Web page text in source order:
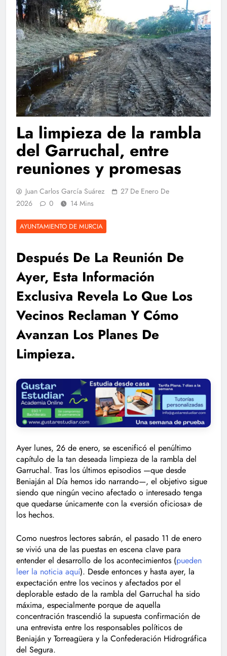
La limpieza de la rambla
del Garruchal, entre
reuniones y promesas
Juan Carlos García Suárez
27 De Enero De
2026
0 14 Mins
AYUNTAMIENTO DE MURCIA
Después De La Reunión De
Ayer, Esta Información
Exclusiva Revela Lo Que Los
Vecinos Reclaman Y Cómo
Avanzan Los Planes De
Limpieza.
Ayer lunes, 26 de enero, se escenificó el penúltimo
capítulo de la tan deseada limpieza de la rambla del
Garruchal. Tras los últimos episodios —que desde
Beniaján al Día hemos ido narrando—, el objetivo sigue
siendo que ningún vecino afectado o interesado tenga
que quedarse únicamente con la «versión oficiosa» de
los hechos.
Como nuestros lectores sabrán, el pasado 11 de enero
se vivió una de las puestas en escena clave para
entender el desarrollo de los acontecimientos (pueden
leer la noticia aquí). Desde entonces y hasta ayer, la
expectación entre los vecinos y afectados por el
deplorable estado de la rambla del Garruchal ha sido
máxima, especialmente porque de aquella
concentración trascendió la supuesta confirmación de
una entrevista entre los responsables políticos de
Beniaján y Torreagüera y la Confederación Hidrográfica
del Segura.